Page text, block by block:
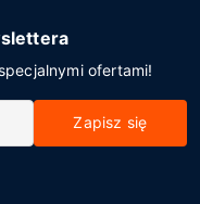
ofertami!
Zapisz się